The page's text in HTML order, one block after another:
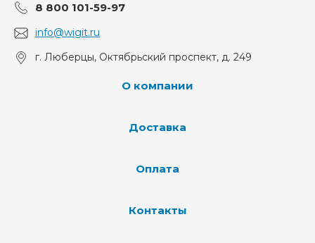
8 800 101-59-97
info@wigit.ru
г. Люберцы, Октябрьский проспект, д. 249
О компании
Доставка
Оплата
Контакты